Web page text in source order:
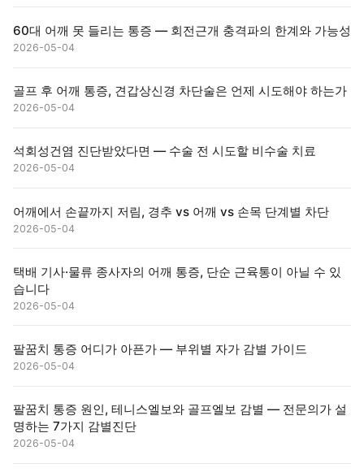
60대 어깨 못 들리는 통증 — 회전근개 충격파의 한계와 가능성
2026-05-04
골프 후 어깨 통증, 견갑상신경 차단술은 언제 시도해야 하는가
2026-05-04
석회성건염 진단받았다면 — 수술 전 시도할 비수술 치료
2026-05-04
어깨에서 손끝까지 저림, 경추 vs 어깨 vs 손목 단계별 차단
2026-05-04
택배 기사·물류 종사자의 어깨 통증, 단순 근육통이 아닐 수 있
습니다
2026-05-04
팔꿈치 통증 어디가 아픈가 — 부위별 자가 감별 가이드
2026-05-04
팔꿈치 통증 원인, 테니스엘보와 골프엘보 감별 — 전문의가 설
명하는 7가지 감별진단
2026-05-04